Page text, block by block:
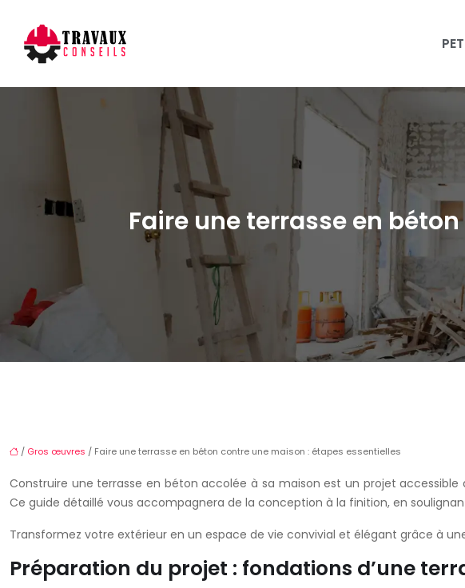
Faire une terrasse en
/ Gros œuvres / Faire une terrasse en béton contre une maison : étapes essentielles
Construire une terrasse en béton accolée à sa maison est un projet
Ce guide détaillé vous accompagnera de la conception à la finition, en
Transformez votre extérieur en un espace de vie convivial et élégant grâce à
Préparation du projet : fondations d’une